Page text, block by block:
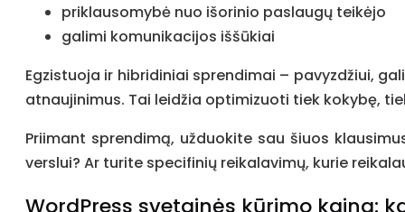
priklausomybė nuo išorinio paslaugų teikėjo
galimi komunikacijos iššūkiai
Egzistuoja ir hibridiniai sprendimai – pavyzdžiui,
atnaujinimus. Tai leidžia optimizuoti tiek kokybę,
Priimant sprendimą, užduokite sau šiuos
verslui? Ar turite specifinių reikalavimų, kurie
WordPress svetainės kūrimo kaina: